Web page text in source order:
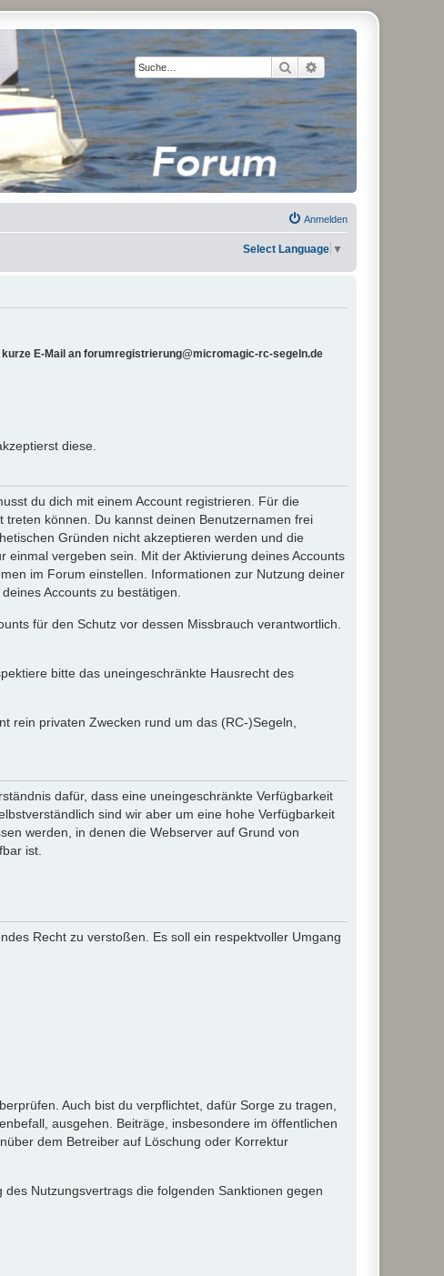
Suche Erweiterte Suche
Anmelden
Select Language ▼
E-Mail an forumregistrierung@micromagic-rc-segeln.de
diese.
du dich mit einem Account registrieren. Für die
können. Du kannst deinen Benutzernamen frei
Gründen nicht akzeptieren werden und die
vergeben sein. Mit der Aktivierung deines Accounts
im Forum einstellen. Informationen zur Nutzung deiner
Accounts zu bestätigen.
für den Schutz vor dessen Missbrauch verantwortlich.
bitte das uneingeschränkte Hausrecht des
rein privaten Zwecken rund um das (RC-)Segeln,
dafür, dass eine uneingeschränkte Verfügbarkeit
sind wir aber um eine hohe Verfügbarkeit
werden, in denen die Webserver auf Grund von
ist.
Recht zu verstoßen. Es soll ein respektvoller Umgang
Auch bist du verpflichtet, dafür Sorge zu tragen,
ausgehen. Beiträge, insbesondere im öffentlichen
dem Betreiber auf Löschung oder Korrektur
Nutzungsvertrags die folgenden Sanktionen gegen